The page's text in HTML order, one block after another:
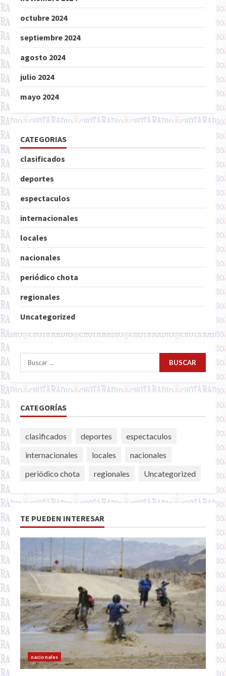
octubre 2024
septiembre 2024
agosto 2024
julio 2024
mayo 2024
CATEGORIAS
clasificados
deportes
espectaculos
internacionales
locales
nacionales
periódico chota
regionales
Uncategorized
Buscar:
CATEGORÍAS
clasificados deportes
espectaculos
internacionales
locales
nacionales
periódico chota
regionales Uncategorized
TE PUEDEN INTERESAR
nacionales